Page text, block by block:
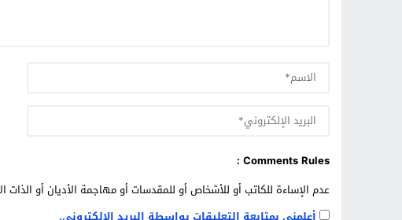
Comments Rules :
عدم الإساءة للكاتب أو للأشخاص أو للمقدسات أو مهاجمة الأديان أو الذات